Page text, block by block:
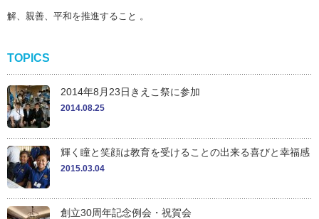
解、親善、平和を推進すること 。
TOPICS
2014年8月23日きえこ祭に参加
2014.08.25
輝く瞳と笑顔は教育を受けることの出来る喜びと幸福感
2015.03.04
創立30周年記念例会・祝賀会